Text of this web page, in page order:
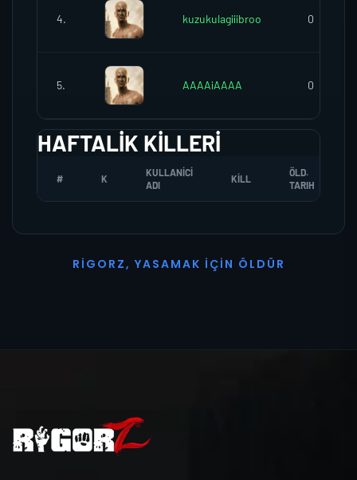
4. kuzukulagiiibroo 0
5. AAAAiAAAA 0
HAFTALIK KILLERI
# K
KULLANICI
ADI
KILL
ÖLD.
TARIH
R I G O R Z, YASAMAK İ ÇI N Ö L D Ü R